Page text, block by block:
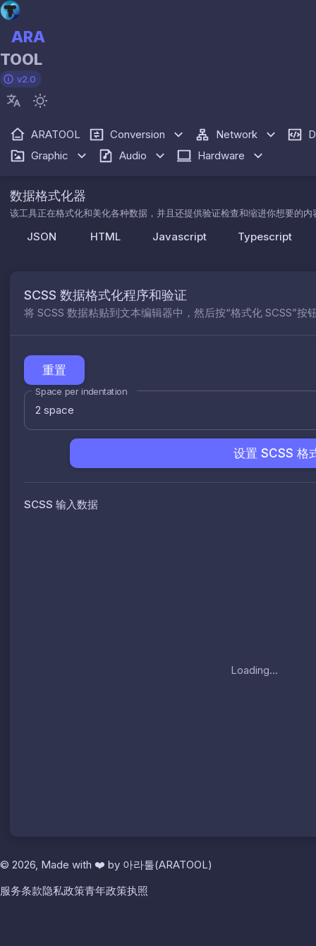
ARA
TOOL
v2.0
ARATOOL Conversion Network
Graphic
Audio Hardware
数据格式化器
该工具正在格式化和美化各种数据，并且还提供验证检查和缩进你想要的内
JSON HTML Javascript Typescript
SCSS 数据格式化程序和验证
将 SCSS 数据粘贴到文本编辑器中，然后按“格式化 SCSS”按
重置
Space per indentation
2 space
设置 SCSS 格
SCSS 输入数据
Loading...
© 2026, Made with ❤️ by 아라툴(ARATOOL)
服务条款隐私政策青年政策执照